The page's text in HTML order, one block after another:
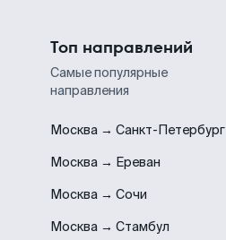
Топ направлений
Самые популярные
направления
Москва → Санкт-Петербург
Москва → Ереван
Москва → Сочи
Москва → Стамбул